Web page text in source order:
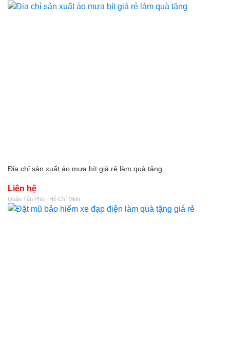
Địa chỉ sản xuất áo mưa bít giá rẻ làm quà tặng
Liên hệ
Quận Tân Phú - Hồ Chí Minh